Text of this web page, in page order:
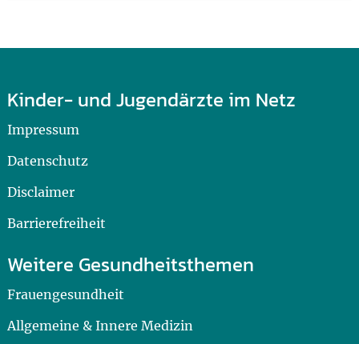
Kinder- und Jugendärzte im Netz
Impressum
Datenschutz
Disclaimer
Barrierefreiheit
Weitere Gesundheitsthemen
Frauengesundheit
Allgemeine & Innere Medizin